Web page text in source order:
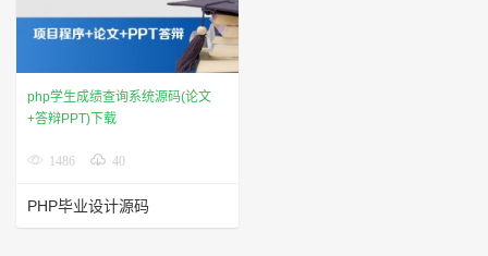
php学生成绩查询系统源码(论文
+答辩PPT)下载
1486 40
PHP毕业设计源码